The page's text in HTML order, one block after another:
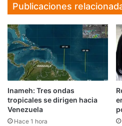
Publicaciones
Inameh: Tres ondas
tropicales se dirigen hacia
Venezuela
Hace 1 hora